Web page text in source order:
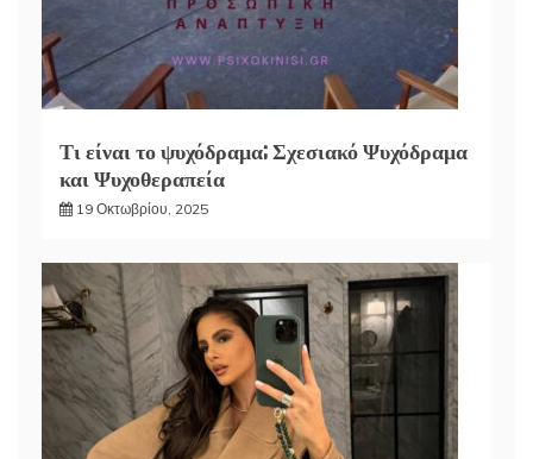
Τι είναι το ψυχόδραμα; Σχεσιακό Ψυχόδραμα
και Ψυχοθεραπεία
19 Οκτωβρίου, 2025